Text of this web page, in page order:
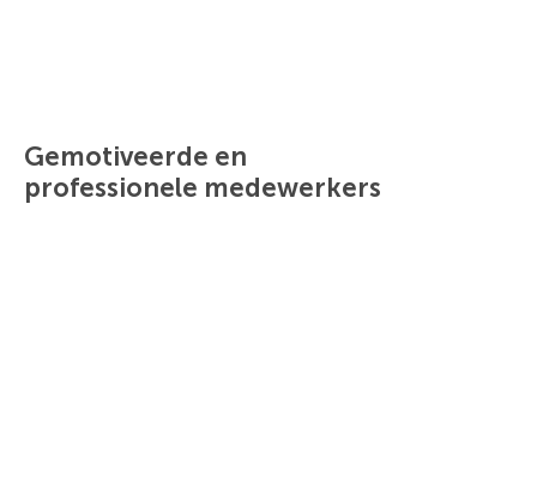
Gemotiveerde en
professionele medewerkers